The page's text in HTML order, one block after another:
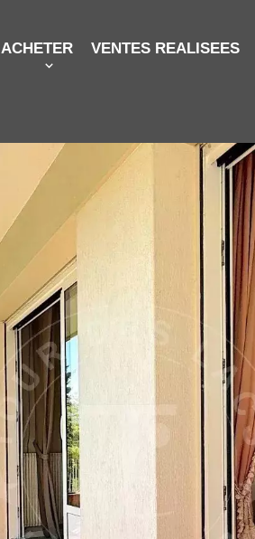
ACHETER VENTES REALISEES